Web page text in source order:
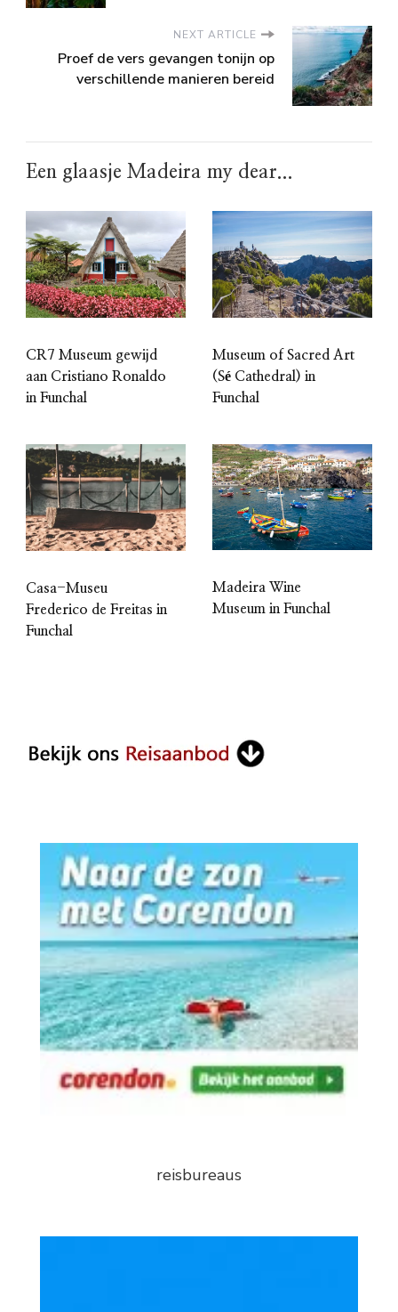
NEXT ARTICLE
Proef de vers gevangen tonijn op
verschillende manieren bereid
Een glaasje Madeira my dear...
CR7 Museum gewijd
aan Cristiano Ronaldo
in Funchal
Museum of Sacred Art
(Sé Cathedral) in
Funchal
Casa-Museu
Frederico de Freitas in
Funchal
Madeira Wine
Museum in Funchal
reisbureaus